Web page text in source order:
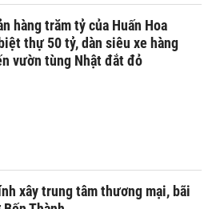
hàng trăm tỷ của Huấn Hoa
thự 50 tỷ, dàn siêu xe hàng
vườn tùng Nhật đắt đỏ
xây trung tâm thương mại, bãi